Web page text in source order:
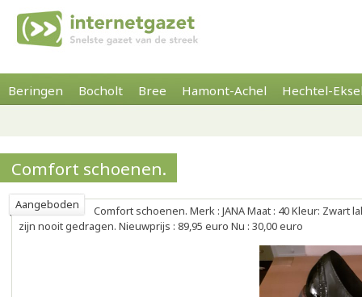
Beringen Bocholt Bree Hamont-Achel Hechtel-
Comfort schoenen.
Aangeboden
Comfort schoenen. Merk : JANA Maat : 40 Kleur: Zwart
zijn nooit gedragen. Nieuwprijs : 89,95 euro Nu : 30,00 euro